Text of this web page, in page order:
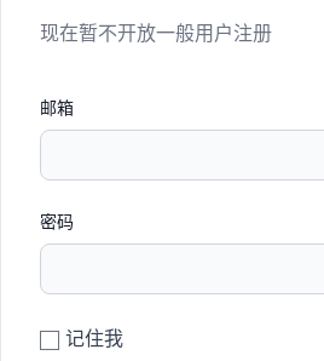
现在暂不开放一般用户注册
邮箱
密码
记住我